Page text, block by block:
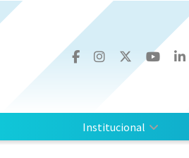
Institucional